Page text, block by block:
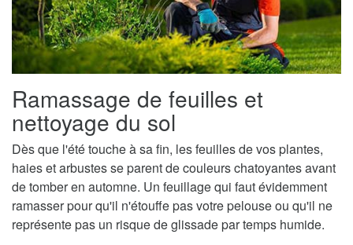
Ramassage de feuilles et
nettoyage du sol
Dès que l'été touche à sa fin, les feuilles de vos plantes,
haies et arbustes se parent de couleurs chatoyantes avant
de tomber en automne. Un feuillage qui faut évidemment
ramasser pour qu'il n'étouffe pas votre pelouse ou qu'il ne
représente pas un risque de glissade par temps humide.